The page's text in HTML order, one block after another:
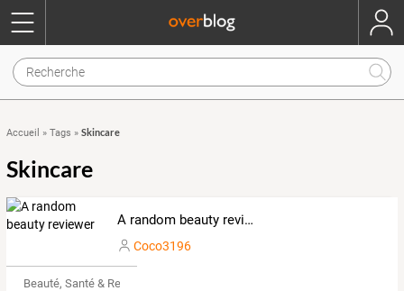
Accueil » Tags » Skincare
Skincare
A random beauty reviewer
Coco3196
Beauté, Santé & Remise en forme